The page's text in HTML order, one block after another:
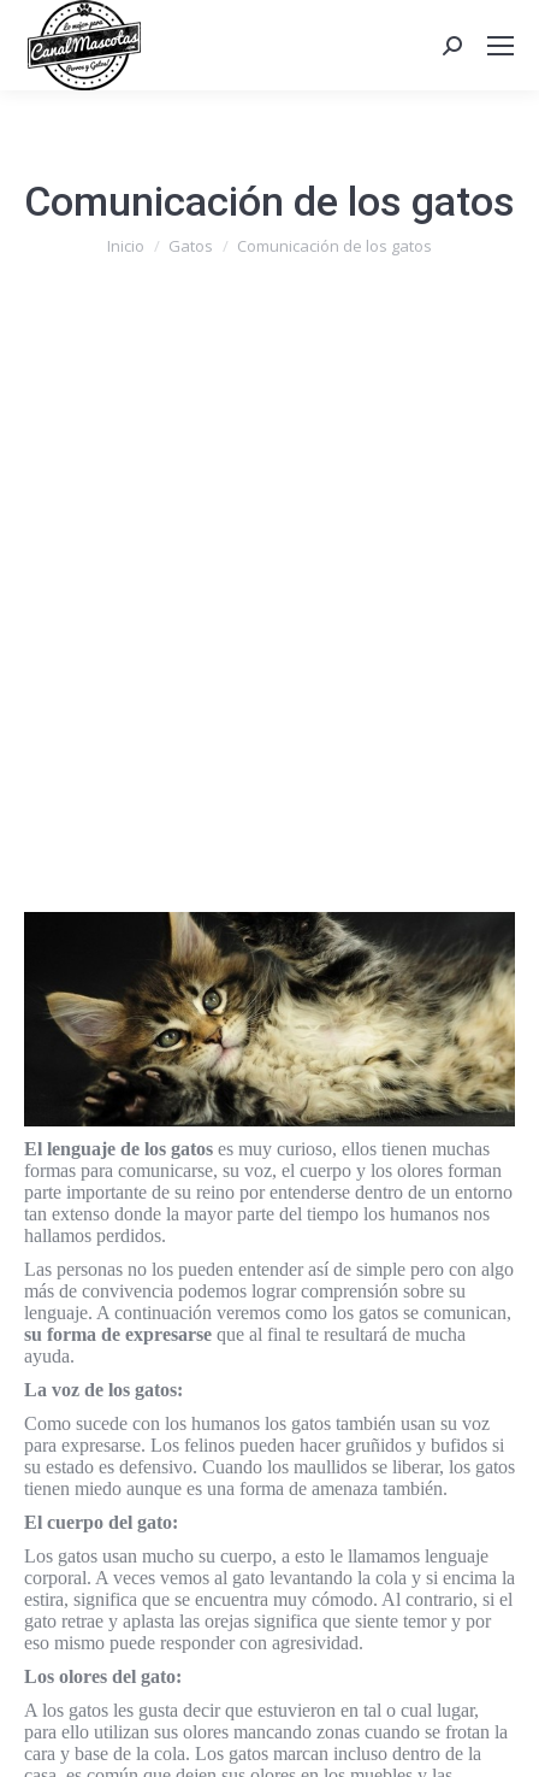
Search:
Comunicación de los gatos
Estás aquí:
Inicio Gatos Comunicación de los gatos
El lenguaje de los gatos es muy curioso, ellos tienen muchas
formas para comunicarse, su voz, el cuerpo y los olores forman
parte importante de su reino por entenderse dentro de un entorno
tan extenso donde la mayor parte del tiempo los humanos nos
hallamos perdidos.
Las personas no los pueden entender así de simple pero con algo
más de convivencia podemos lograr comprensión sobre su
lenguaje. A continuación veremos como los gatos se comunican,
su forma de expresarse que al final te resultará de mucha
ayuda.
La voz de los gatos:
Como sucede con los humanos los gatos también usan su voz
para expresarse. Los felinos pueden hacer gruñidos y bufidos si
su estado es defensivo. Cuando los maullidos se liberar, los gatos
tienen miedo aunque es una forma de amenaza también.
El cuerpo del gato:
Los gatos usan mucho su cuerpo, a esto le llamamos lenguaje
corporal. A veces vemos al gato levantando la cola y si encima la
estira, significa que se encuentra muy cómodo. Al contrario, si el
gato retrae y aplasta las orejas significa que siente temor y por
eso mismo puede responder con agresividad.
Los olores del gato:
A los gatos les gusta decir que estuvieron en tal o cual lugar,
para ello utilizan sus olores mancando zonas cuando se frotan la
cara y base de la cola. Los gatos marcan incluso dentro de la